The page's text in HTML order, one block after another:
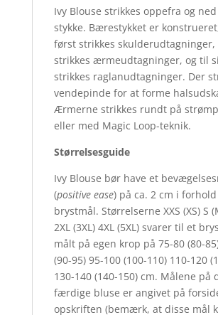
Ivy Blouse strikkes oppefra og
stykke. Bærestykket er
først strikkes
strikkes ærmeudtagninger, og til
strikkes raglanudtagninger. Der
vendepinde for at forme
Ærmerne strikkes rundt på
eller med Magic Loop-teknik.
Størrelsesguide
Ivy Blouse bør have et
(positive ease) på ca. 2 cm i
brystmål. Størrelserne XXS (XS) S
2XL (3XL) 4XL (5XL) svarer til et
målt på egen krop på 75-80 (80-
(90-95) 95-100 (100-110) 110-120
130-140 (140-150) cm. Målene på
færdige bluse er angivet på
opskriften (bemærk, at disse mål